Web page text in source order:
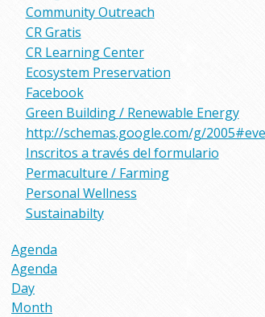
Community Outreach
CR Gratis
CR Learning Center
Ecosystem Preservation
Facebook
Green Building / Renewable Energy
http://schemas.google.com/g/
Inscritos a través del formulario
Permaculture / Farming
Personal Wellness
Sustainabilty
Agenda
Agenda
Day
Month